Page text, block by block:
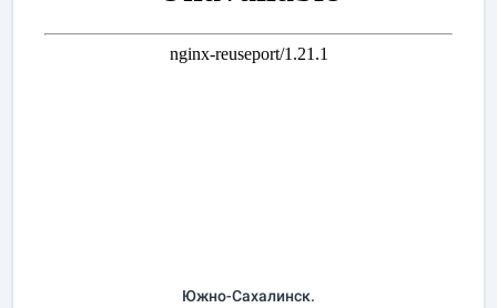
Южно-Сахалинск.